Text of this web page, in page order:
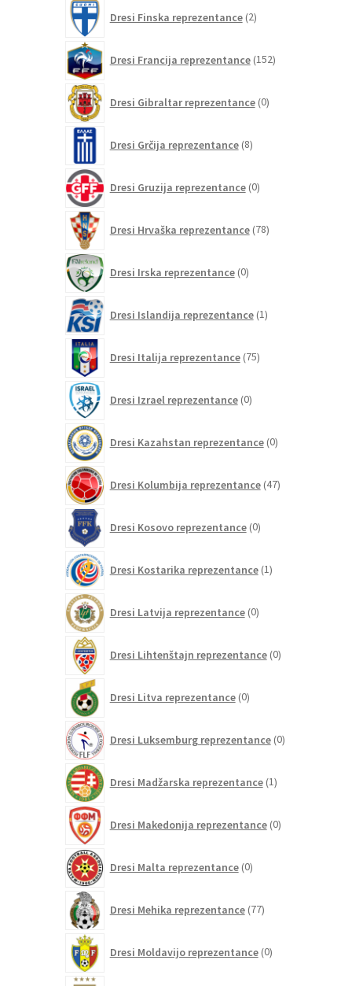
Dresi Finska reprezentance 2izdelka
Dresi Francija reprezentance 152izdelkov
Dresi Gibraltar reprezentance 0izdelkov
Dresi Grčija reprezentance 8izdelkov
Dresi Gruzija reprezentance 0izdelkov
Dresi Hrvaška reprezentance 78izdelkov
Dresi Irska reprezentance 0izdelkov
Dresi Islandija reprezentance 1izdelek
Dresi Italija reprezentance 75izdelkov
Dresi Izrael reprezentance 0izdelkov
Dresi Kazahstan reprezentance 0izdelkov
Dresi Kolumbija reprezentance 47izdelkov
Dresi Kosovo reprezentance 0izdelkov
Dresi Kostarika reprezentance 1izdelek
Dresi Latvija reprezentance 0izdelkov
Dresi Lihtenštajn reprezentance 0izdelkov
Dresi Litva reprezentance 0izdelkov
Dresi Luksemburg reprezentance 0izdelkov
Dresi Madžarska reprezentance 1izdelek
Dresi Makedonija reprezentance 0izdelkov
Dresi Malta reprezentance 0izdelkov
Dresi Mehika reprezentance 77izdelkov
Dresi Moldavijo reprezentance 0izdelkov